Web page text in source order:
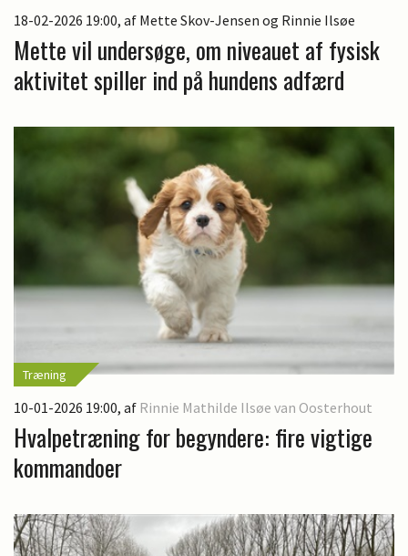
18-02-2026 19:00, af Mette Skov-Jensen og Rinnie Ilsøe
Mette vil undersøge, om niveauet af fysisk
aktivitet spiller ind på hundens adfærd
Træning
10-01-2026 19:00, af Rinnie Mathilde Ilsøe van Oosterhout
Hvalpetræning for begyndere: fire vigtige
kommandoer